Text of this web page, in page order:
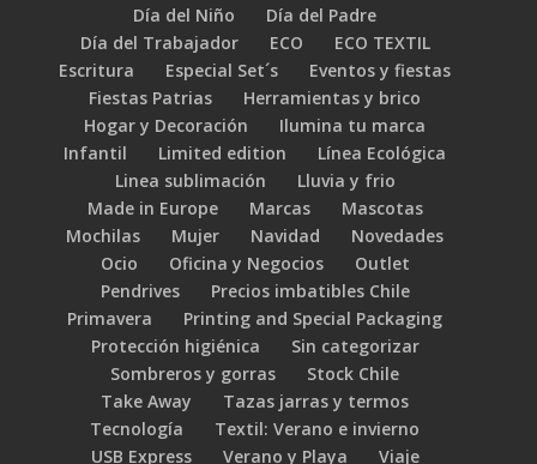
Día del Niño
Día del Padre
Día del Trabajador
ECO
ECO TEXTIL
Escritura
Especial Set´s
Eventos y fiestas
Fiestas Patrias
Herramientas y brico
Hogar y Decoración
Ilumina tu marca
Infantil
Limited edition
Línea Ecológica
Linea sublimación
Lluvia y frio
Made in Europe
Marcas
Mascotas
Mochilas
Mujer Navidad
Novedades
Ocio
Oficina y Negocios
Outlet
Pendrives
Precios imbatibles Chile
Primavera
Printing and Special Packaging
Protección higiénica
Sin categorizar
Sombreros y gorras
Stock Chile
Take Away
Tazas jarras y termos
Tecnología
Textil: Verano e invierno
USB Express
Verano y Playa Viaje